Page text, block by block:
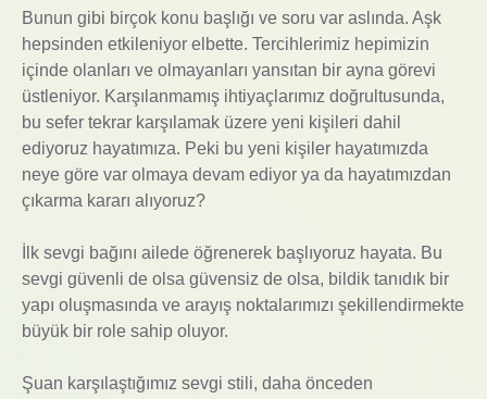
Bunun gibi birçok konu başlığı ve soru var aslında. Aşk
hepsinden etkileniyor elbette. Tercihlerimiz hepimizin
içinde olanları ve olmayanları yansıtan bir ayna görevi
üstleniyor. Karşılanmamış ihtiyaçlarımız doğrultusunda,
bu sefer tekrar karşılamak üzere yeni kişileri dahil
ediyoruz hayatımıza. Peki bu yeni kişiler hayatımızda
neye göre var olmaya devam ediyor ya da hayatımızdan
çıkarma kararı alıyoruz?
İlk sevgi bağını ailede öğrenerek başlıyoruz hayata. Bu
sevgi güvenli de olsa güvensiz de olsa, bildik tanıdık bir
yapı oluşmasında ve arayış noktalarımızı şekillendirmekte
büyük bir role sahip oluyor.
Şuan karşılaştığımız sevgi stili, daha önceden